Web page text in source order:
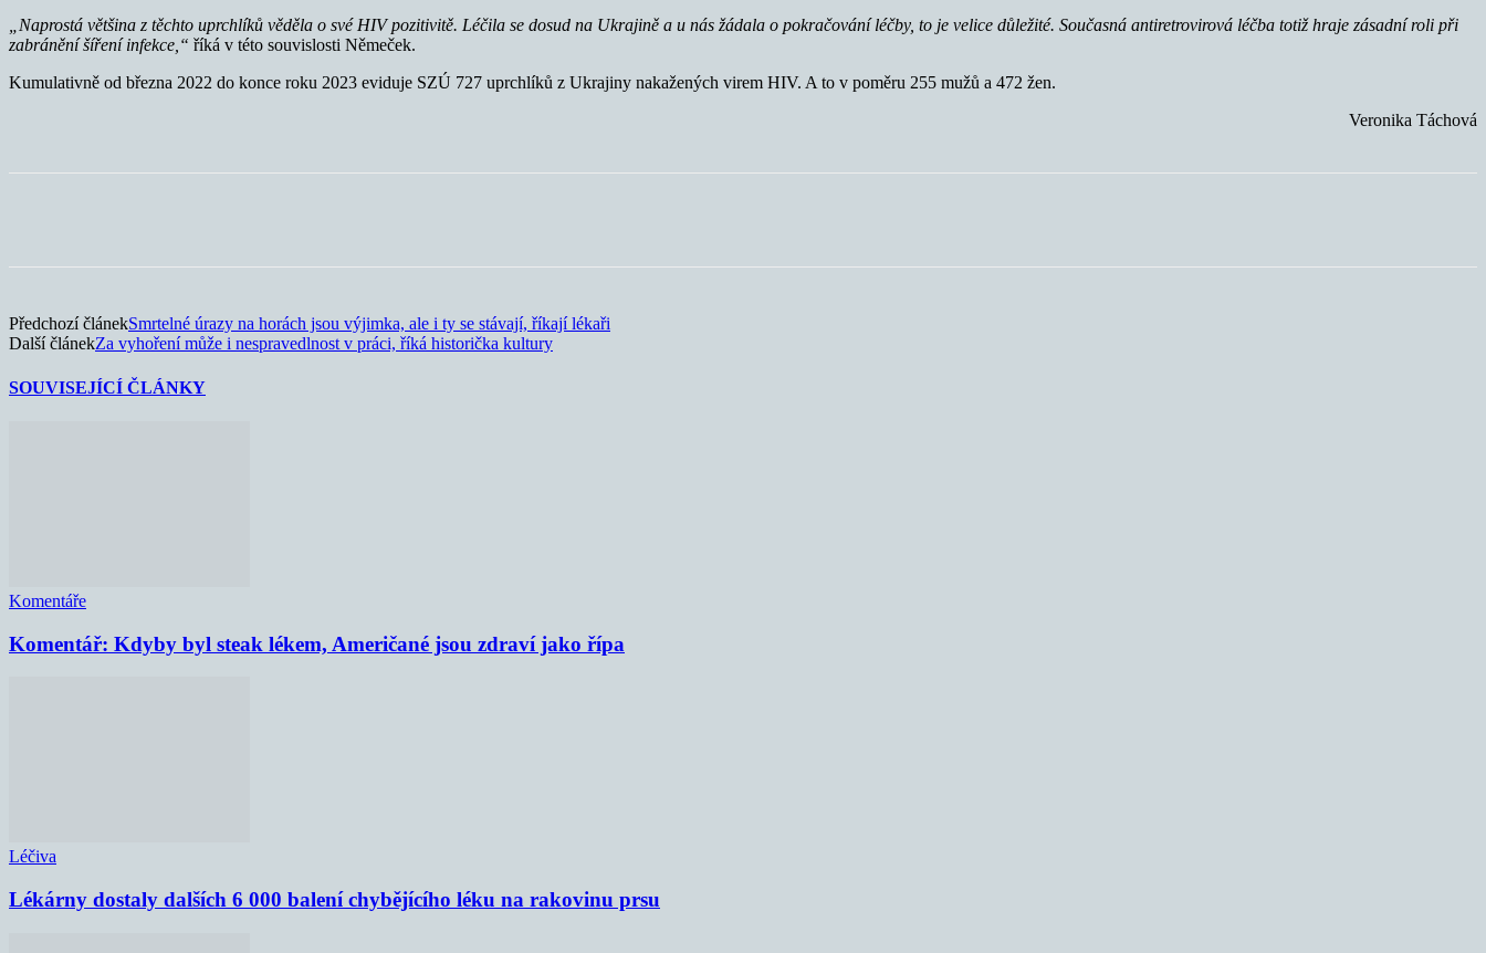
„Naprostá většina z těchto uprchlíků věděla o své HIV pozitivitě. Léčila se dosud na Ukrajině a u nás žádala o pokračování léčby, to je velice důležité. Současná antiretrovirová léčba totiž hraje zásadní roli při
zabránění šíření infekce,“ říká v této souvislosti Němeček.
Kumulativně od března 2022 do konce roku 2023 eviduje SZÚ 727 uprchlíků z Ukrajiny nakažených virem HIV. A to v poměru 255 mužů a 472 žen.
Veronika Táchová
Předchozí článekSmrtelné úrazy na horách jsou výjimka, ale i ty se stávají, říkají lékaři
Další článekZa vyhoření může i nespravedlnost v práci, říká historička kultury
SOUVISEJÍCÍ ČLÁNKY
Komentáře
Komentář: Kdyby byl steak lékem, Američané jsou zdraví jako řípa
Léčiva
Lékárny dostaly dalších 6 000 balení chybějícího léku na rakovinu prsu